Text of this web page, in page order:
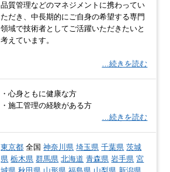
品質管理などのマネジメントに携わってい
ただき、中長期的にご自身の希望する専門
領域で技術者としてご活躍いただきたいと
考えています。
…続きを読む
・心身ともに健康な方
・施工管理の経験がある方
…続きを読む
東京都 全国神奈川県 埼玉県 千葉県 茨城
県 栃木県 群馬県 北海道 青森県 岩手県 宮